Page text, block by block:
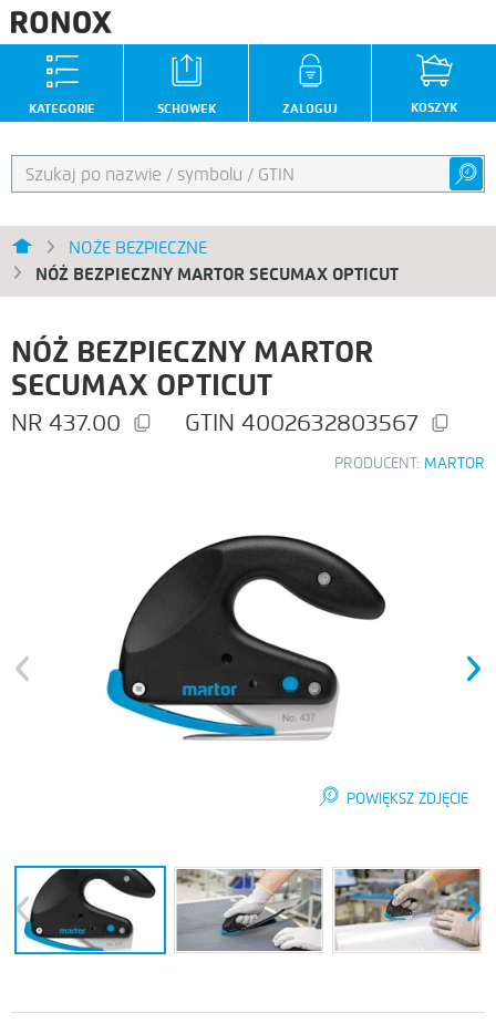
ZALOGUJ KOSZYK
SCHOWEK
KATEGORIE
NOŻE BEZPIECZNE
NÓŻ BEZPIECZNY MARTOR SECUMAX OPTICUT
NÓŻ BEZPIECZNY MARTOR
SECUMAX OPTICUT
437.00 4002632803567
PRODUCENT: MARTOR
Previous
POWIĘKSZ ZDJĘCIE
Next
Previous Next